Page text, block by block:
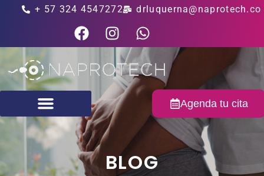
+ 57 324 4547272 drluquerna@naprotech.co
Agenda tu cita
BLOG